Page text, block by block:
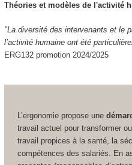
Théories et modèles de l'activité
"La diversité des intervenants et le
l’activité humaine ont été
ERG132 promotion 2024/2025
L’ergonomie propose une
travail actuel pour transformer
travail propices à la santé, la
compétences des salariés. En